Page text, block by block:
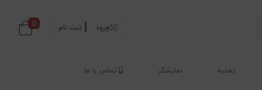
ورود ثبت نام 0
تغذیه نمایشگر تماس با ما